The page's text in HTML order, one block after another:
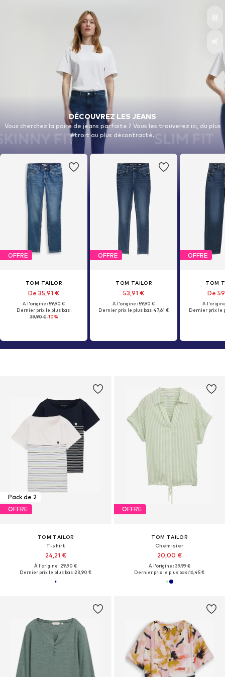
DÉCOUVREZ LES JEANS
Vous cherchez la paire de jeans parfaite ? Vous les trouverez ici, du plus
étroit au plus décontracté.
OFFRE
TOM TAILOR
De 35,91 €
À l'origine : 59,90 €
Dernier prix le plus bas :
39,90 €-10%
OFFRE
TOM TAILOR
53,91 €
À l'origine : 59,90 €
Dernier prix le plus bas :47,61 €
OFFRE
TOM
De
À
Dernier prix le
Pack de 2
OFFRE
TOM TAILOR
T-shirt
24,21 €
À l'origine : 29,90 €
Dernier prix le plus bas :23,90 €
OFFRE
TOM TAILOR
Chemisier
20,00 €
À l'origine : 39,99 €
Dernier prix le plus bas :16,45 €